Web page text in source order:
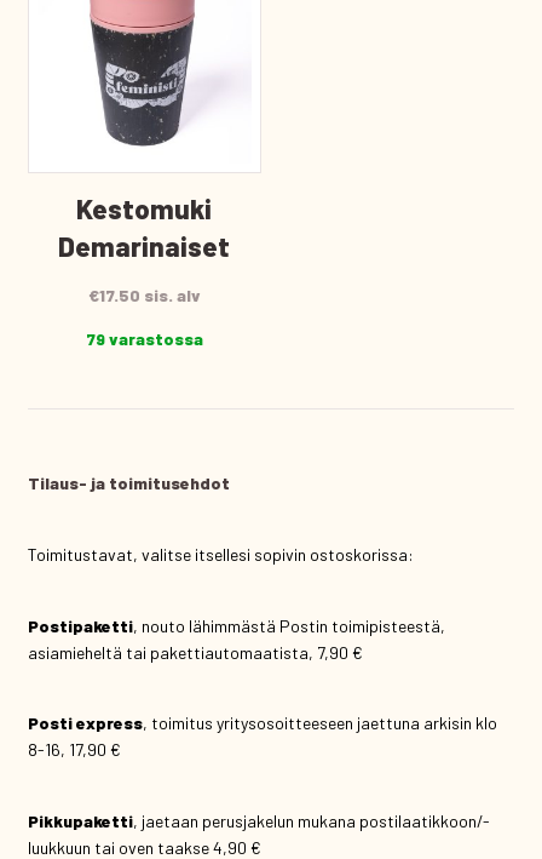
Kestomuki
Demarinaiset
€17.50 sis. alv
79 varastossa
Tilaus- ja toimitusehdot
Toimitustavat, valitse itsellesi sopivin ostoskorissa:
Postipaketti, nouto lähimmästä Postin toimipisteestä,
asiamieheltä tai pakettiautomaatista, 7,90 €
Posti express, toimitus yritysosoitteeseen jaettuna arkisin klo
8-16, 17,90 €
Pikkupaketti, jaetaan perusjakelun mukana postilaatikkoon/-
luukkuun tai oven taakse 4,90 €